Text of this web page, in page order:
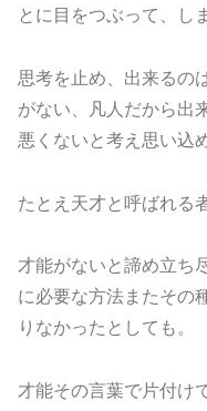
とに目をつぶって、し
思考を止め、出来るの
がない、凡人だから出
悪くないと考え思い込
たとえ天才と呼ばれる
才能がないと諦め立ち
に必要な方法またその
りなかったとしても。
才能その言葉で片付け